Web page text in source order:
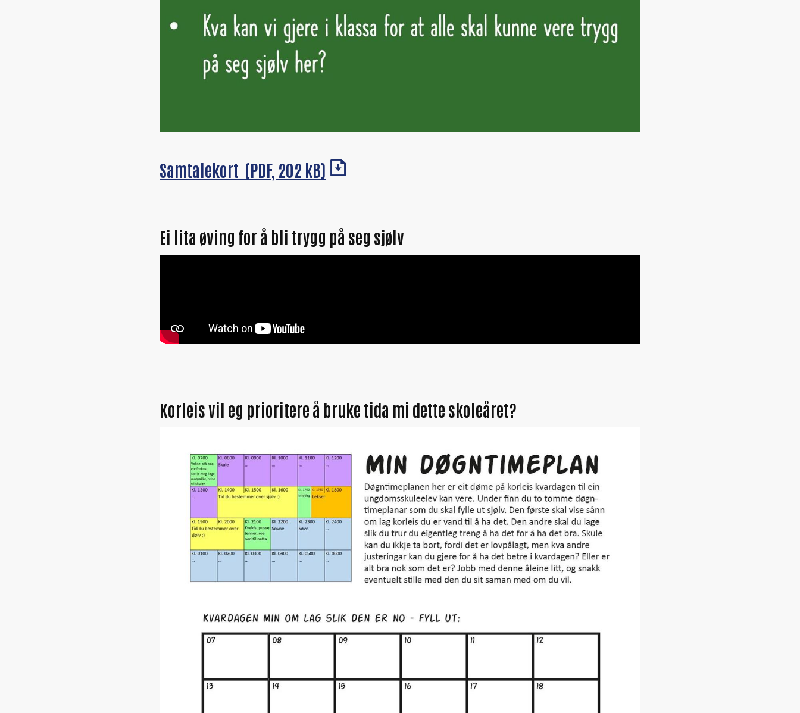
Samtalekort (PDF, 202 kB)
Ei lita øving for å bli trygg på seg sjølv
Korleis vil eg prioritere å bruke tida mi dette skoleåret?